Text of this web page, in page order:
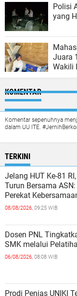
Polisi
yang
Juara
Wakili
KOMENTAR
Komentar sepenuhnya
dalam UU ITE.
TERKINI
Jelang HUT Ke-81
Turun Bersama
Perekat
08/08/2026, 09:25 WIB
Dosen PNL
SMK melalui
06/08/2026, 08:08 WIB
Prodi Penjas UNIKI